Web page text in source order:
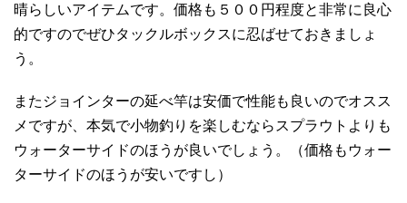
晴らしいアイテムです。価格も５００円程度と非常に良心
的ですのでぜひタックルボックスに忍ばせておきましょ
う。
またジョインターの延べ竿は安価で性能も良いのでオスス
メですが、本気で小物釣りを楽しむならスプラウトよりも
ウォーターサイドのほうが良いでしょう。（価格もウォー
ターサイドのほうが安いですし）